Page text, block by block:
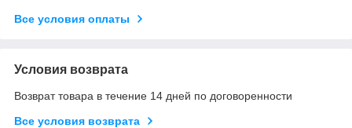
Все условия оплаты
Условия возврата
Возврат товара в течение 14 дней по договоренности
Все условия возврата